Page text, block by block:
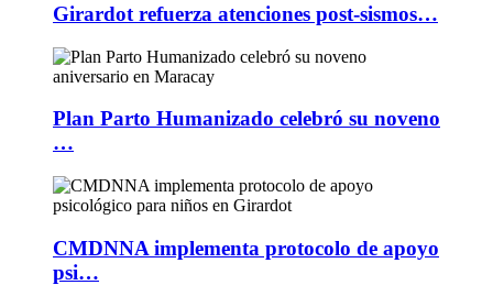
Girardot refuerza atenciones post-sismos…
Plan Parto Humanizado celebró su noveno
…
CMDNNA implementa protocolo de apoyo
psi…